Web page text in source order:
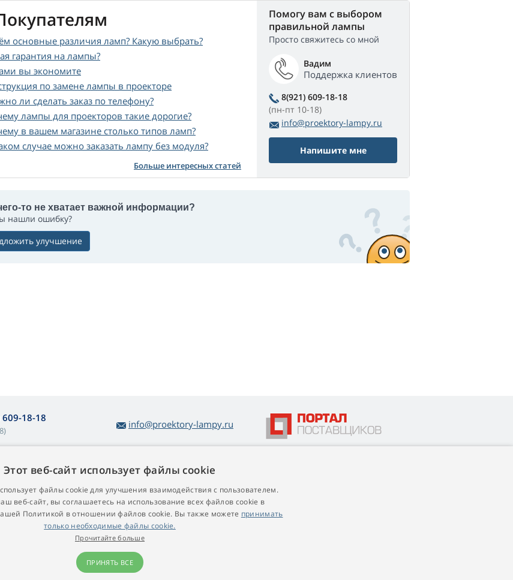
основные различия ламп? Какую выбрать?
гарантия на лампы?
вы экономите
по замене лампы в проекторе
ли сделать заказ по телефону?
лампы для проекторов такие дорогие?
в вашем магазине столько типов ламп?
случае можно заказать лампу без модуля?
Больше интересных статей
Помогу вам с выбором
правильной лампы
Просто свяжитесь со мной
Вадим
Поддержка клиентов
8(921) 609-18-18
(пн-пт 10-18)
info@proektory-lampy.ru
Напишите мне
то не хватает важной информации?
нашли ошибку?
улучшение
18-18
info@proektory-lampy.ru
ламп
оферта
товара
условия
лампы для
О компании
Контакт
Этот веб-сайт использует файлы cookie
файлы cookie для улучшения взаимодействия с пользователем.
веб-сайт, вы соглашаетесь на использование всех файлов cookie в
Политикой в ​​отношении файлов cookie. Вы также можете принимать
только необходимые файлы cookie.
Прочитайте больше
ПРИНЯТЬ ВСЕ